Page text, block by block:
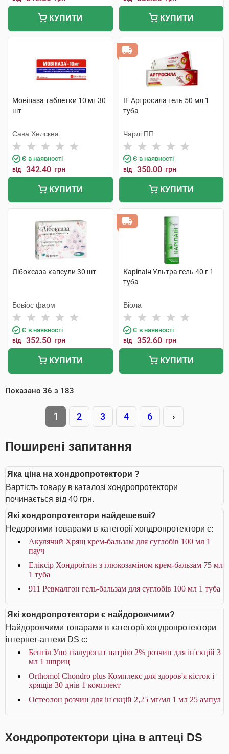
КУПИТИ КУПИТИ
Мовіназа таблетки 10 мг 30
шт
Сава Хелскеа
Є в наявності
від 342.40 грн
КУПИТИ
IF Артросила гель 50 мл 1
туба
Чарлі ПП
Є в наявності
від 350.00 грн
КУПИТИ
Лібоксаза капсули 30 шт
Бовіос фарм
Є в наявності
від 352.50 грн
КУПИТИ
Каріпаін Ультра гель 40 г 1
туба
Віола
Є в наявності
від 352.60 грн
КУПИТИ
Показано 36 з 183
1 2 3 4 6 ›
Поширені запитання
Яка ціна на хондропротектори ?
Вартість товару в каталозі хондропротектори
починається від 40 грн.
Які хондропротектори найдешевші?
Недорогими товарами в категорії хондропротектори є:
Акулячий Хрящ крем-бальзам для суглобів 100 мл 1
пауч
Еліксір Хондроітин з глюкозаміном крем-бальзам 75 мл
1 туба
911 Ревмалгон гель-бальзам для суглобів 100 мл 1 туба
Які хондропротектори є найдорожчими?
Найдорожчими товарами в категорії хондропротектори
інтернет-аптеки DS є:
Бенгіл Уно гіалуронат натрію 2% розчин для ін'єкцій 3
мл 1 шприц
Orthomol Chondro plus Комплекс для здоров'я кісток і
хрящів 30 днів 1 комплект
Остеолон розчин для ін'єкцій 2,25 мг/мл 1 мл 25 ампул
Хондропротектори ціна в аптеці DS